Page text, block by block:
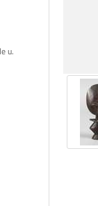
u.